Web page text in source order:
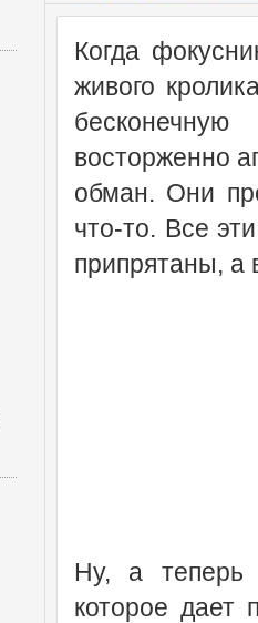
Когда
живого
восторженно
обман. Они
что-то. Все
припрятаны, а
Ну, а теперь
которое дает